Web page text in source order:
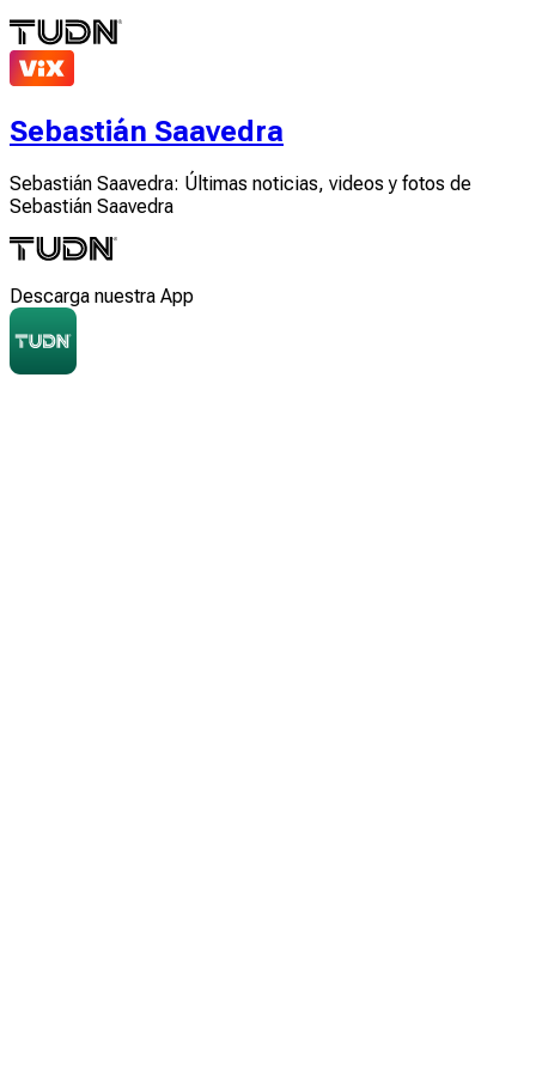
Sebastián Saavedra
Sebastián Saavedra: Últimas noticias, videos y fotos de
Sebastián Saavedra
Descarga nuestra App